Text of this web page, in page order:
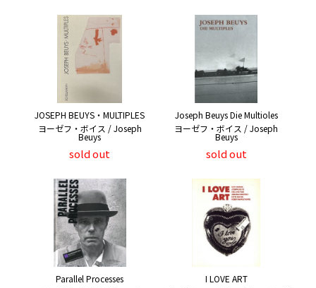
JOSEPH BEUYS・MULTIPLES
ヨーゼフ・ボイス / Joseph
Beuys
sold out
Joseph Beuys Die Multioles
ヨーゼフ・ボイス / Joseph
Beuys
sold out
Parallel Processes
I LOVE ART